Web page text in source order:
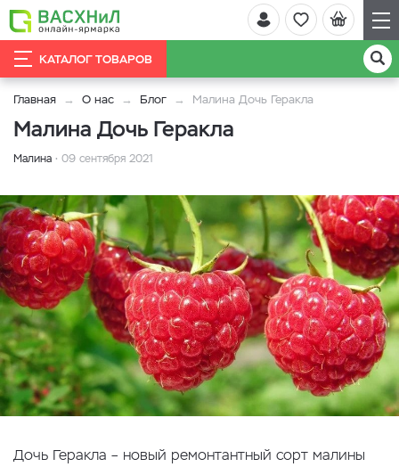
КАТАЛОГ ТОВАРОВ
Главная О нас Блог Малина Дочь Геракла
Малина Дочь Геракла
Малина 09 сентября 2021
Дочь Геракла – новый ремонтантный сорт малины